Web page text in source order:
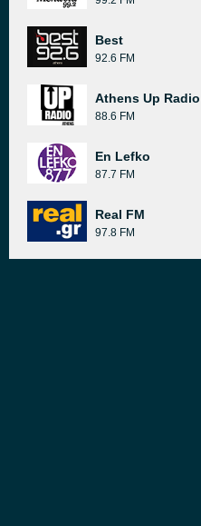
Best
92.6 FM
Athens Up Radio
88.6 FM
En Lefko
87.7 FM
Real FM
97.8 FM